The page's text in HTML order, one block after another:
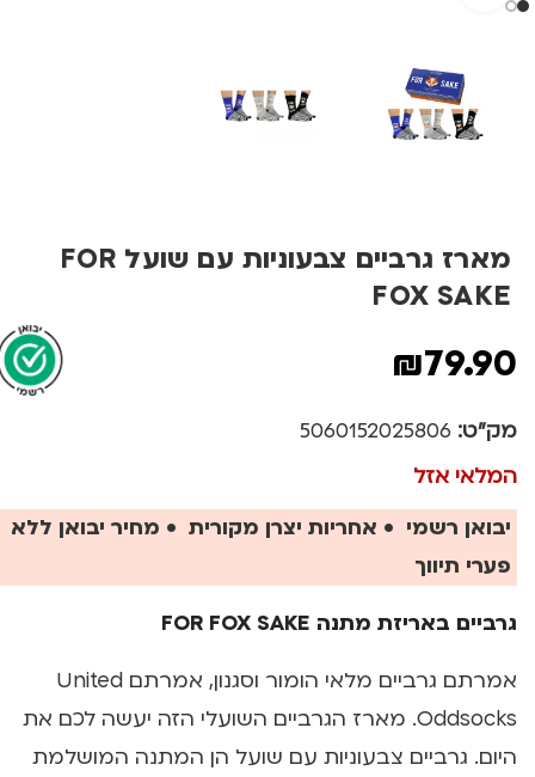
מארז גרביים צבעוניות עם שועל FOR
FOX SAKE
₪79.90
מק"ט: 5060152025806
המלאי אזל
יבואן רשמי • אחריות יצרן מקורית • מחיר יבואן ללא
פערי תיווך
גרביים באריזת מתנה FOR FOX SAKE
אמרתם גרביים מלאי הומור וסגנון, אמרתם United
Oddsocks. מארז הגרביים השועלי הזה יעשה לכם את
היום. גרביים צבעוניות עם שועל הן המתנה המושלמת